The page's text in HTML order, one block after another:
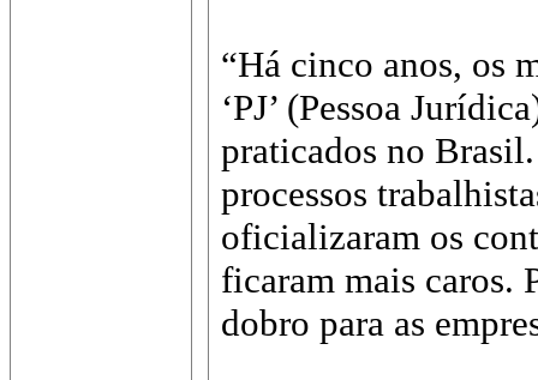
“Há cinco anos, os
‘PJ’ (Pessoa
praticados no
processos
oficializaram os
ficaram mais caros.
dobro para as